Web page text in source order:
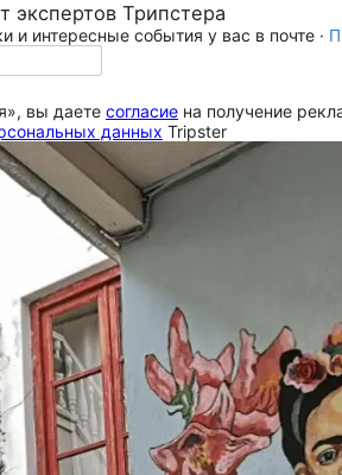
экспертов Трипстера
и интересные события у вас в почте ·
вы даете согласие на получение
данных Tripster